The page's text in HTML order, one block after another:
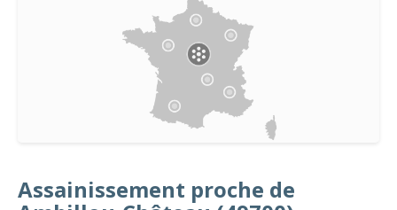
Assainissement proche de